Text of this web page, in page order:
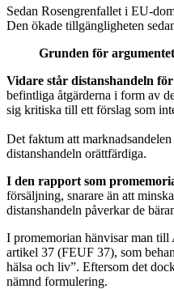
Sedan Rosengrenfallet i EU-
Den ökade tillgängligheten
Grunden för
Vidare står distanshandeln
befintliga åtgärderna i form av
sig kritiska till ett förslag som
Det faktum att
distanshandeln orättfärdiga.
I den rapport som
försäljning, snarare än att
distanshandeln påverkar de
I promemorian hänvisar man
artikel 37 (FEUF 37), som
hälsa och liv”. Eftersom det
nämnd formulering.